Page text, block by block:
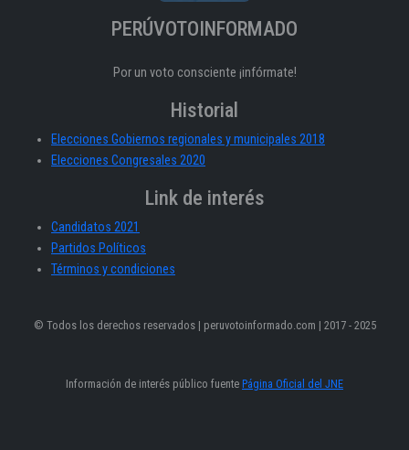
PERÚVOTOINFORMADO
Por un voto consciente ¡infórmate!
Historial
Elecciones Gobiernos regionales y municipales 2018
Elecciones Congresales 2020
Link de interés
Candidatos 2021
Partidos Políticos
Términos y condiciones
© Todos los derechos reservados | peruvotoinformado.com | 2017 - 2025
Información de interés público fuente Página Oficial del JNE